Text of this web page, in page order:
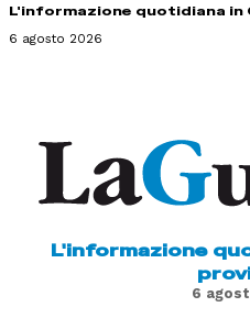
L'informazione quotidiana in
6 agosto 2026
L'informazione
6